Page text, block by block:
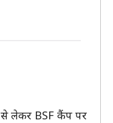
से लेकर BSF कैंप पर